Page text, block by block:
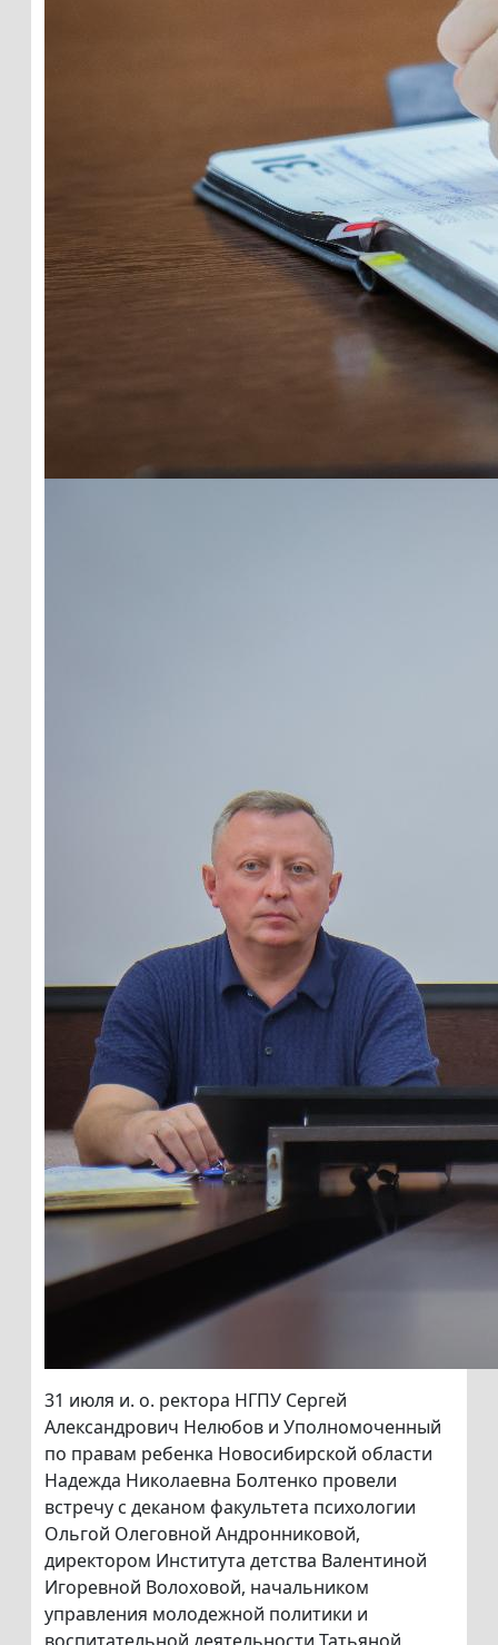
31 июля и. о. ректора НГПУ Сергей
Александрович Нелюбов и Уполномоченный
по правам ребенка Новосибирской области
Надежда Николаевна Болтенко провели
встречу с деканом факультета психологии
Ольгой Олеговной Андронниковой,
директором Института детства Валентиной
Игоревной Волоховой, начальником
управления молодежной политики и